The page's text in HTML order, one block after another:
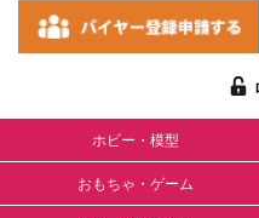
ホビー・模型
おもちゃ・ゲーム